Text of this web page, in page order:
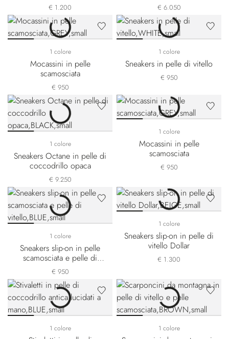
€ 1.200 € 6.050
1 colore
Mocassini in pelle
scamosciata
€ 950
1 colore
Sneakers in pelle di vitello
€ 950
1 colore
Sneakers Octane in pelle di
coccodrillo opaca
€ 9.250
1 colore
Mocassini in pelle
scamosciata
€ 950
1 colore
Sneakers slip-on in pelle
scamosciata e pelle di
vitello
€ 950
1 colore
Sneakers slip-on in pelle di
vitello Dollar
€ 1.300
1 colore 1 colore